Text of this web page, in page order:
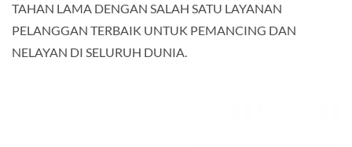
TAHAN LAMA DENGAN SALAH SATU LAYANAN
PELANGGAN TERBAIK UNTUK PEMANCING DAN
NELAYAN DI SELURUH DUNIA.